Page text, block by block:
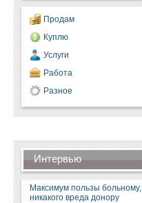
Продам
Куплю
Услуги
Работа
Разное
Интервью
Максимум пользы больному,
никакого вреда донору